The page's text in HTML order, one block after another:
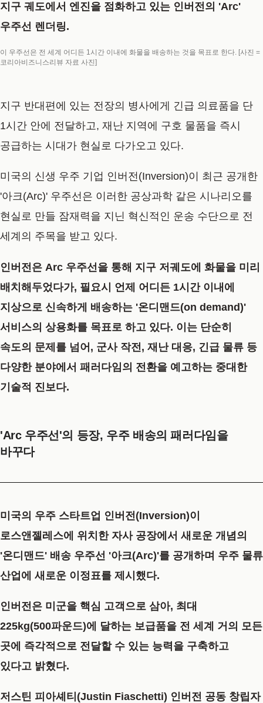
지구 궤도에서 엔진을 점화하고 있는 인버전의 'Arc'
우주선 렌더링.
이 우주선은 전 세계 어디든 1시간 이내에 화물을 배송하는 것을 목표로 한다. [사진 =
코리아비즈니스리뷰 자료 사진]
지구 반대편에 있는 전장의 병사에게 긴급 의료품을 단
1시간 안에 전달하고, 재난 지역에 구호 물품을 즉시
공급하는 시대가 현실로 다가오고 있다.
미국의 신생 우주 기업 인버전(Inversion)이 최근 공개한
'아크(Arc)' 우주선은 이러한 공상과학 같은 시나리오를
현실로 만들 잠재력을 지닌 혁신적인 운송 수단으로 전
세계의 주목을 받고 있다.
인버전은 Arc 우주선을 통해 지구 저궤도에 화물을 미리
배치해두었다가, 필요시 언제 어디든 1시간 이내에
지상으로 신속하게 배송하는 '온디맨드(on demand)'
서비스의 상용화를 목표로 하고 있다. 이는 단순히
속도의 문제를 넘어, 군사 작전, 재난 대응, 긴급 물류 등
다양한 분야에서 패러다임의 전환을 예고하는 중대한
기술적 진보다.
'Arc 우주선'의 등장, 우주 배송의 패러다임을
바꾸다
미국의 우주 스타트업 인버전(Inversion)이
로스앤젤레스에 위치한 자사 공장에서 새로운 개념의
'온디맨드' 배송 우주선 '아크(Arc)'를 공개하며 우주 물류
산업에 새로운 이정표를 제시했다.
인버전은 미군을 핵심 고객으로 삼아, 최대
225kg(500파운드)에 달하는 보급품을 전 세계 거의 모든
곳에 즉각적으로 전달할 수 있는 능력을 구축하고
있다고 밝혔다.
저스틴 피아셰티(Justin Fiaschetti) 인버전 공동 창립자